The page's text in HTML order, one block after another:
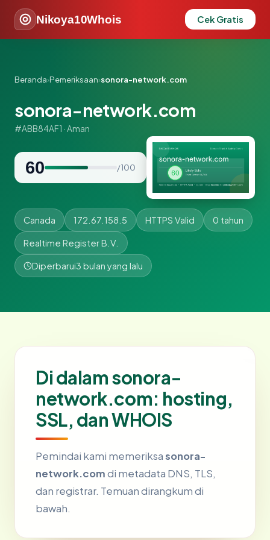
Nikoya10Whois Cek Gratis
Beranda›Pemeriksaan›sonora-network.com
sonora-network.com
#ABB84AF1 · Aman
60 / 100
Canada 172.67.158.5 HTTPS Valid 0 tahun
Realtime Register B.V.
Diperbarui3 bulan yang lalu
Di dalam sonora-
network.com: hosting,
SSL, dan WHOIS
Pemindai kami memeriksasonora-
network.comdi metadata DNS, TLS,
dan registrar. Temuan dirangkum di
bawah.